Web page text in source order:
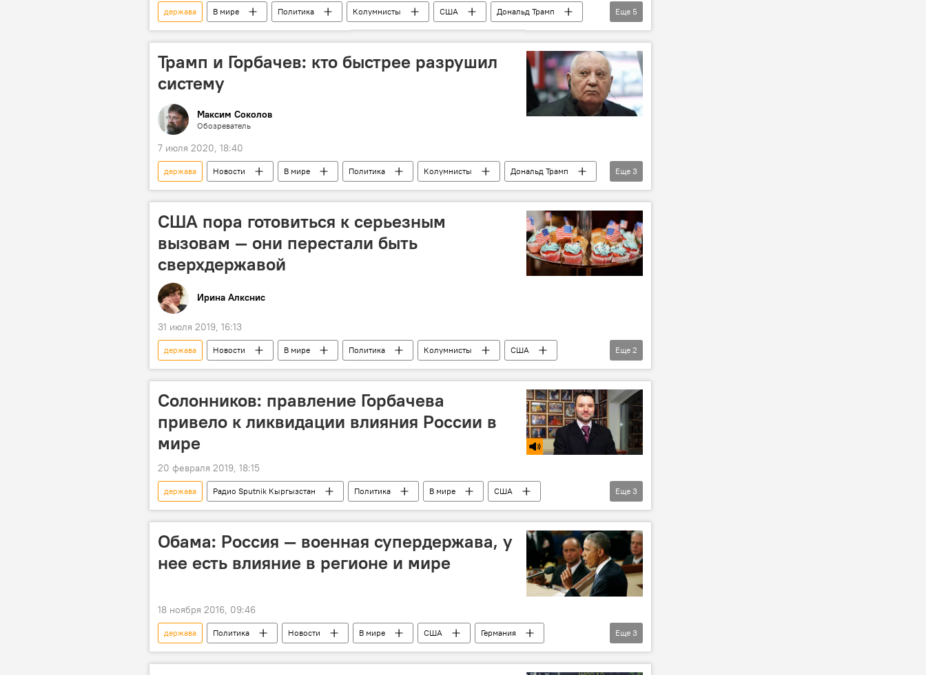
держава В мире Политика Колумнисты США
Дональд Трамп
Джо Байден
глобализация кризис Мнение Аналитика
Еще 5
Трамп и Горбачев: кто быстрее разрушил
систему
Максим Соколов
Обозреватель
7 июля 2020, 18:40
держава Новости В мире Политика Колумнисты
Дональд Трамп
Михаил Горбачев
США разрушение
Еще 3
США пора готовиться к серьезным
вызовам — они перестали быть
сверхдержавой
Ирина Алкснис
31 июля 2019, 16:13
держава Новости В мире Политика Колумнисты
США
влияние
Россия
Еще 2
Солонников: правление Горбачева
привело к ликвидации влияния России в
мире
20 февраля 2019, 18:15
держава Радио Sputnik Кыргызстан Политика В мире
США
ДРСМД
Михаил Горбачев договор Россия
Еще 3
Обама: Россия — военная супердержава, у
нее есть влияние в регионе и мире
18 ноября 2016, 09:46
держава Политика Новости В мире США
Германия
Барак Обама
Ангела Меркель Россия
Еще 3